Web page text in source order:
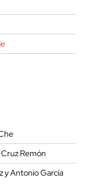
Remón
y Antonio García